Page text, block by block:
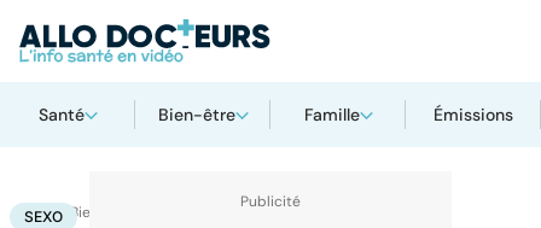
Santé Bien-être Famille Émissions
Accueil Bien-être
SEXO